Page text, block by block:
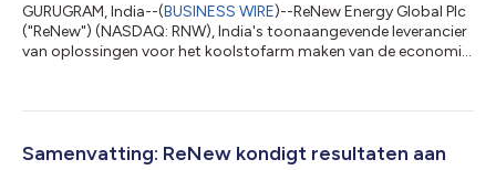
GURUGRAM, India--(BUSINESS WIRE)--ReNew Energy Global Plc
("ReNew") (NASDAQ: RNW), India's toonaangevende leverancier
van oplossingen voor het koolstofarm maken van de economie,
officieel geldend in de originele brontaal. Vertalingen zijn slechts
in de brontaal, die als enige rechtsgeldig is....
Samenvatting: ReNew kondigt resultaten aan